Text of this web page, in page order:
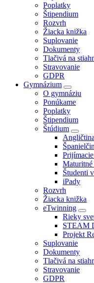
Poplatky
Štipendium
Rozvrh
Žiacka knižka
Suplovanie
Dokumenty
Tlačivá na
Stravovanie
GDPR
Gymnázium
O gymnáziu
Ponúkame
Poplatky
Štipendium
Štúdium
Študenti
iPady
Rozvrh
Žiacka knižka
eTwinning
Rieky
STEAM
Projekt
Suplovanie
Dokumenty
Tlačivá na
Stravovanie
GDPR